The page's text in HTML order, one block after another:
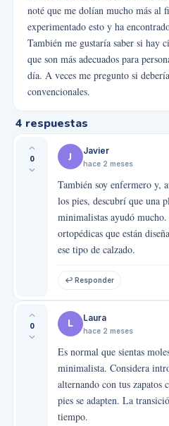
noté que me dolían mucho más al
experimentado esto y ha
También me gustaría saber si hay
que son más adecuados para
día. A veces me pregunto si
convencionales.
4 respuestas
0 J Javier
hace 2 meses
También soy enfermero y,
los pies, descubrí que una
minimalistas ayudó
ortopédicas que están
ese tipo de calzado.
↩ Responder
0 L Laura
hace 2 meses
Es normal que sientas
minimalista. Considera
alternando con tus zapatos
pies se adapten. La
tiempo.